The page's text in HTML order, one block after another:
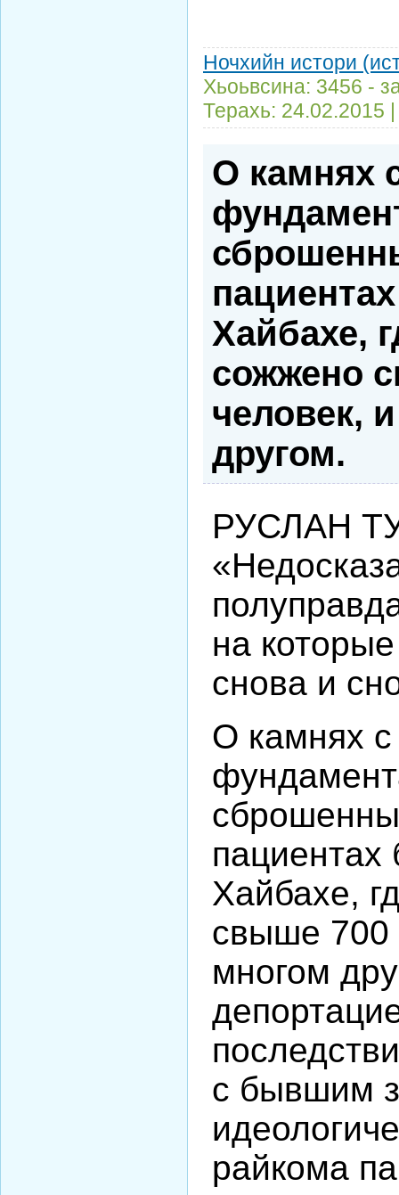
Ночхийн истори
Хьоьвсина: 3456 -
Терахь: 24.02.2015
О камнях
Хайбахе,
сожжено
человек,
другом.
РУСЛАН
на
снова и
О камнях
пациентах
Хайбахе,
свыше 700
многом
с бывшим
райкома